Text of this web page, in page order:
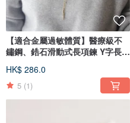
【適合金屬過敏體質】醫療級不
鏽鋼、鋯石滑動式長項鍊 Y字長鍊
HK$ 286.0
5 (1)